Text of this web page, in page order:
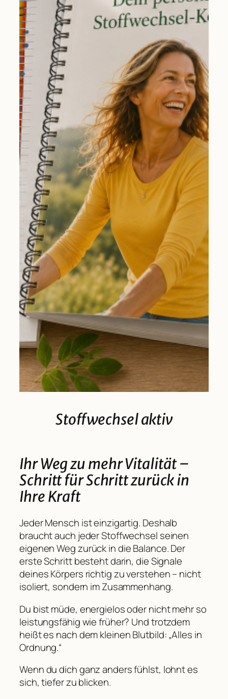
Stoffwechsel aktiv
Ihr Weg zu mehr Vitalität –
Schritt für Schritt zurück in
Ihre Kraft
Jeder Mensch ist einzigartig. Deshalb
braucht auch jeder Stoffwechsel seinen
eigenen Weg zurück in die Balance. Der
erste Schritt besteht darin, die Signale
deines Körpers richtig zu verstehen – nicht
isoliert, sondern im Zusammenhang.
Du bist müde, energielos oder nicht mehr so
leistungsfähig wie früher? Und trotzdem
heißt es nach dem kleinen Blutbild: „Alles in
Ordnung.“
Wenn du dich ganz anders fühlst, lohnt es
sich, tiefer zu blicken.